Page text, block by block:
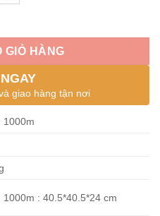
cuộn 1000 mét số lượng
GIỎ HÀNG
giao hàng tận nơi
1000m
1000m : 40.5*40.5*24 cm